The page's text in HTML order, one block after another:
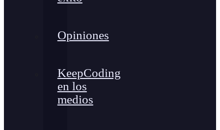
Opiniones
KeepCoding
en los
medios